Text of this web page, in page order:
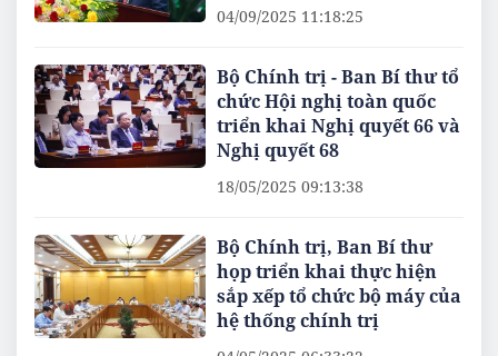
04/09/2025 11:18:25
Bộ Chính trị - Ban Bí thư tổ
chức Hội nghị toàn quốc
triển khai Nghị quyết 66 và
Nghị quyết 68
18/05/2025 09:13:38
Bộ Chính trị, Ban Bí thư
họp triển khai thực hiện
sắp xếp tổ chức bộ máy của
hệ thống chính trị